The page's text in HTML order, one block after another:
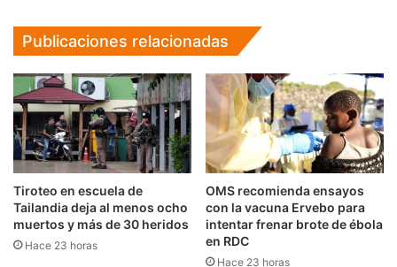
Publicaciones relacionadas
Tiroteo en escuela de
Tailandia deja al menos ocho
muertos y más de 30 heridos
Hace 23 horas
OMS recomienda ensayos
con la vacuna Ervebo para
intentar frenar brote de ébola
en RDC
Hace 23 horas